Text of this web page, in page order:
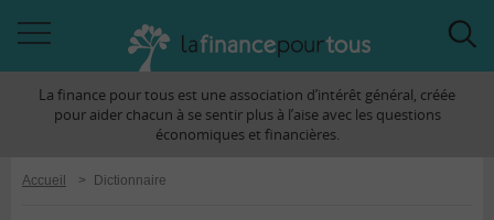
àLa finance pour tous est une association d’intérêt général, créée
pour aider chacun à se sentir plus à l’aise avec les questions
économiques et financières.
Accueil > Dictionnaire